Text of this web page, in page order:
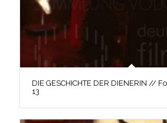
DIE GESCHICHTE DER DIENERIN //
13